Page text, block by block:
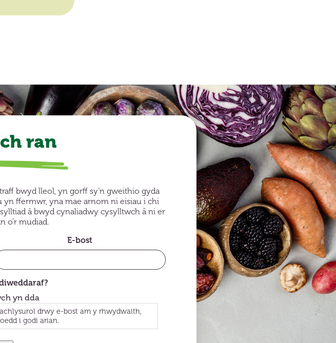
ran
bwyd lleol, yn gorff sy’n gweithio gyda
yn ffermwr, yna mae arnom ni eisiau i chi
â bwyd cynaliadwy cysylltwch â ni er
o’r mudiad.
E-bost
yn dda
drwy e-bost am y rhwydwaith,
i godi arian.